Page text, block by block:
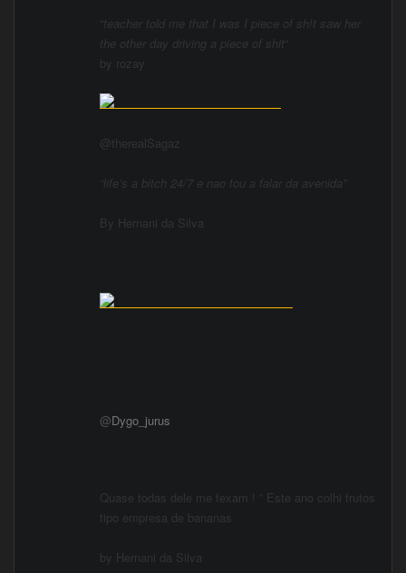
teacher told me that I was I piece of sh!t saw her
the other day driving a piece of shit
by rozay
@therealSagaz
“life’s a bitch 24/7 e nao tou a falar da avenida”
By Hernani da Silva
@Dygo_jurus
Quase todas dele me fexam ! ” Este ano colhi frutos
tipo empresa de bananas
by Hernani da Silva